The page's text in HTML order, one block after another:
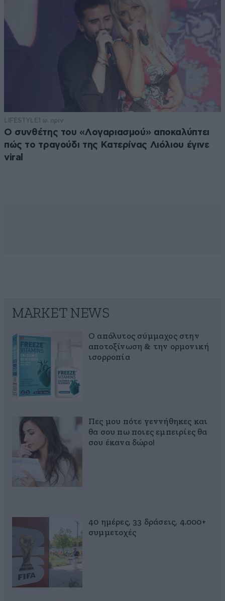
LIFESTYLE1 ω. πριν
Ο συνθέτης του «Λογαριασμού» αποκαλύπτει
πώς το τραγούδι της Κατερίνας Λιόλιου έγινε
viral
MARKET NEWS
Ο απόλυτος σύμμαχος στην
αποτοξίνωση & την ορμονική
ισορροπία
Πες μου πότε γεννήθηκες και
θα σου πω ποιες εμπειρίες θα
σου έκανα δώρο!
40 ημέρες, 33 δράσεις, 4.000+
συμμετοχές